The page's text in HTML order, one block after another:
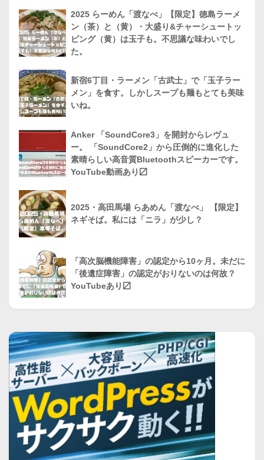
2025 らーめん「渡なべ」【限定】徳島ラーメ
ン（茶）と（黄）・大盛り&チャーシュートッ
ピング（黄）は玉子も。不思議な味わいでし
た。
新宿6丁目・ラーメン「古武士」で「玉子ラー
メン」を食す。しかしスープも麺もとても美味
いね。
Anker 「SoundCore3」を開封からレヴュ
ー。 「SoundCore2」から圧倒的に進化した
素晴らしい高音質Bluetoothスピーカーです。
YouTube動画あり〼
2025・高田馬場 らあめん「渡なべ」 【限定】
ネギそば。私には「ニラ」が少し？
「高次脳機能障害」の認定から10ヶ月。未だに
「後遺症障害」の認定がおりないのは何故？
YouTubeあり〼